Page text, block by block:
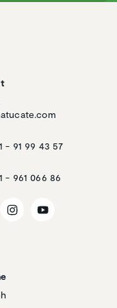
- 91 99 43 57
- 961 066 86